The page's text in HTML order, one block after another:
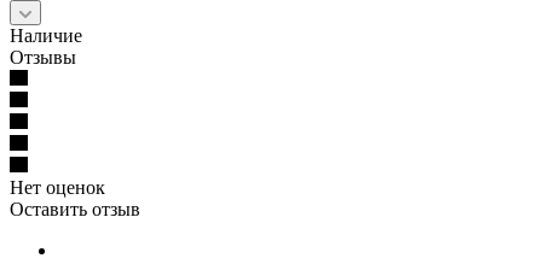
Наличие
Отзывы
Нет оценок
Оставить отзыв